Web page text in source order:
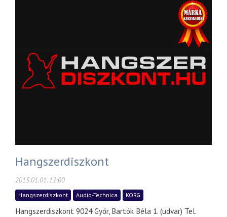
Hangszerdiszkont
2015.01.01. 12:00
Hangszerdiszkont Audio-Technica KORG
Hangszerdiszkont 9024 Győr, Bartók Béla 1. (udvar) Tel.